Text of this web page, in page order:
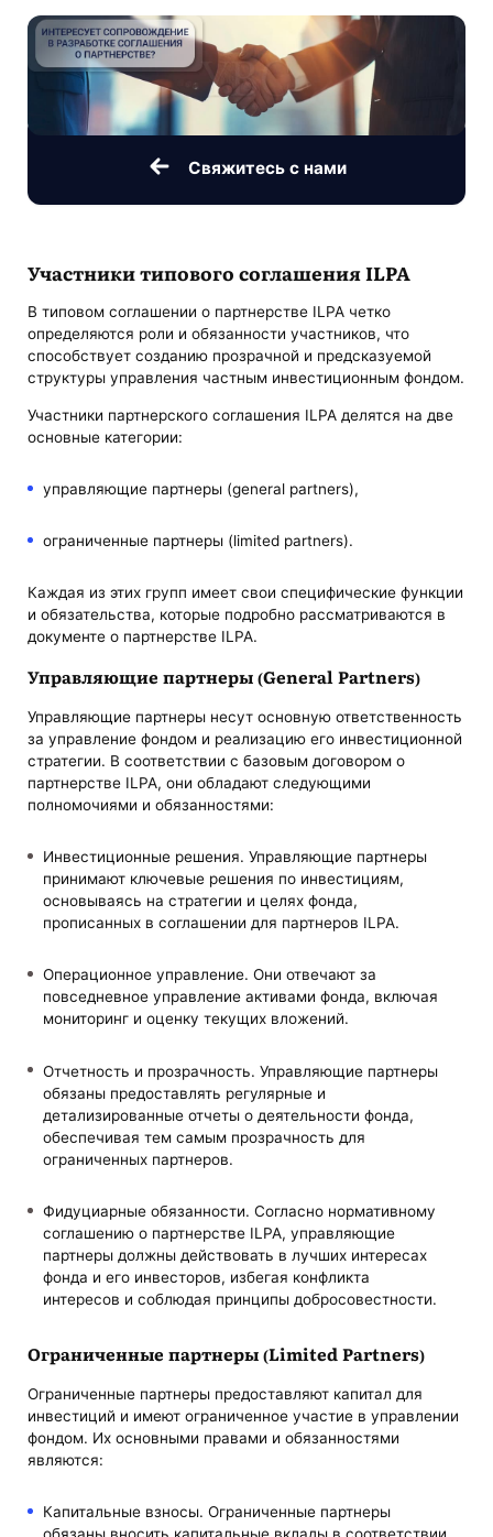
Свяжитесь с нами
Участники типового соглашения ILPA
В типовом соглашении о партнерстве ILPA четко
определяются роли и обязанности участников, что
способствует созданию прозрачной и предсказуемой
структуры управления частным инвестиционным фондом.
Участники партнерского соглашения ILPA делятся на две
основные категории:
управляющие партнеры (general partners),
ограниченные партнеры (limited partners).
Каждая из этих групп имеет свои специфические функции
и обязательства, которые подробно рассматриваются в
документе о партнерстве ILPA.
Управляющие партнеры (General Partners)
Управляющие партнеры несут основную ответственность
за управление фондом и реализацию его инвестиционной
стратегии. В соответствии с базовым договором о
партнерстве ILPA, они обладают следующими
полномочиями и обязанностями:
Инвестиционные решения. Управляющие партнеры
принимают ключевые решения по инвестициям,
основываясь на стратегии и целях фонда,
прописанных в соглашении для партнеров ILPA.
Операционное управление. Они отвечают за
повседневное управление активами фонда, включая
мониторинг и оценку текущих вложений.
Отчетность и прозрачность. Управляющие партнеры
обязаны предоставлять регулярные и
детализированные отчеты о деятельности фонда,
обеспечивая тем самым прозрачность для
ограниченных партнеров.
Фидуциарные обязанности. Согласно нормативному
соглашению о партнерстве ILPA, управляющие
партнеры должны действовать в лучших интересах
фонда и его инвесторов, избегая конфликта
интересов и соблюдая принципы добросовестности.
Ограниченные партнеры (Limited Partners)
Ограниченные партнеры предоставляют капитал для
инвестиций и имеют ограниченное участие в управлении
фондом. Их основными правами и обязанностями
являются:
Капитальные взносы. Ограниченные партнеры